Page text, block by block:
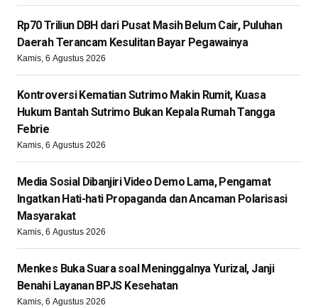
Rp70 Triliun DBH dari Pusat Masih Belum Cair, Puluhan
Daerah Terancam Kesulitan Bayar Pegawainya
Kamis, 6 Agustus 2026
Kontroversi Kematian Sutrimo Makin Rumit, Kuasa
Hukum Bantah Sutrimo Bukan Kepala Rumah Tangga
Febrie
Kamis, 6 Agustus 2026
Media Sosial Dibanjiri Video Demo Lama, Pengamat
Ingatkan Hati-hati Propaganda dan Ancaman Polarisasi
Masyarakat
Kamis, 6 Agustus 2026
Menkes Buka Suara soal Meninggalnya Yurizal, Janji
Benahi Layanan BPJS Kesehatan
Kamis, 6 Agustus 2026